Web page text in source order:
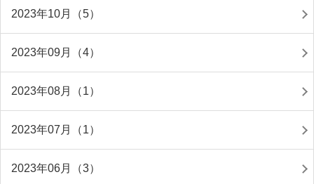
2023年10月（5）
2023年09月（4）
2023年08月（1）
2023年07月（1）
2023年06月（3）